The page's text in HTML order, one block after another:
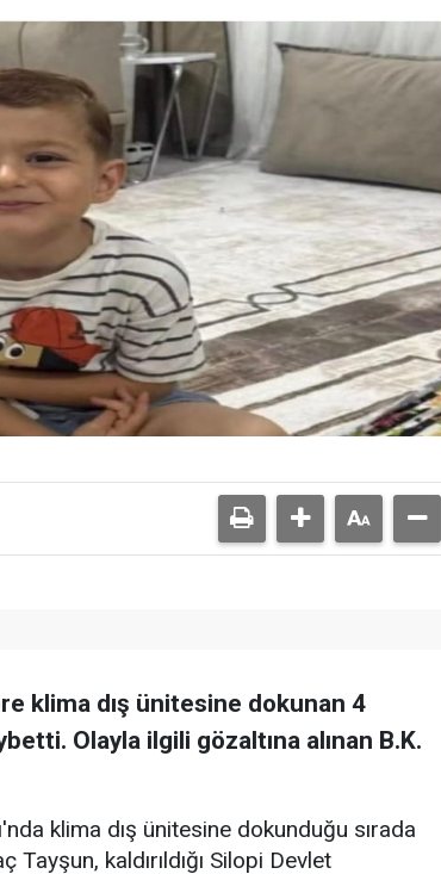
klima dış ünitesine dokunan 4
Olayla ilgili gözaltına alınan B.K.
klima dış ünitesine dokunduğu sırada
Tayşun, kaldırıldığı Silopi Devlet